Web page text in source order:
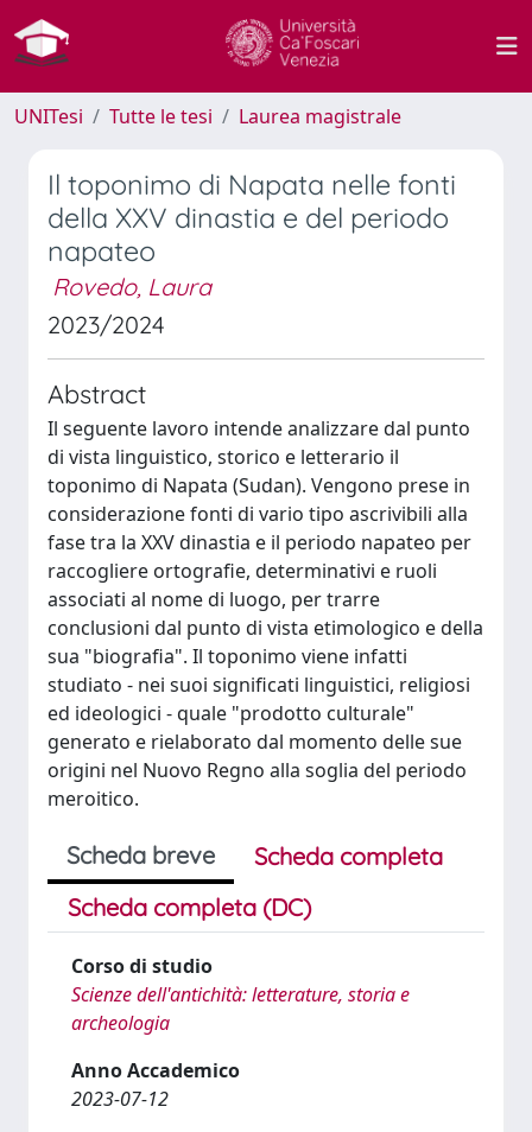
UNITesi Tutte le tesi Laurea magistrale
Il toponimo di Napata nelle fonti
della XXV dinastia e del periodo
napateo
Rovedo, Laura
2023/2024
Abstract
Il seguente lavoro intende analizzare dal punto
di vista linguistico, storico e letterario il
toponimo di Napata (Sudan). Vengono prese in
considerazione fonti di vario tipo ascrivibili alla
fase tra la XXV dinastia e il periodo napateo per
raccogliere ortografie, determinativi e ruoli
associati al nome di luogo, per trarre
conclusioni dal punto di vista etimologico e della
sua "biografia". Il toponimo viene infatti
studiato - nei suoi significati linguistici, religiosi
ed ideologici - quale "prodotto culturale"
generato e rielaborato dal momento delle sue
origini nel Nuovo Regno alla soglia del periodo
meroitico.
Scheda breve
Scheda completa
Scheda completa (DC)
Corso di studio
Scienze dell'antichità: letterature, storia e
archeologia
Anno Accademico
2023-07-12